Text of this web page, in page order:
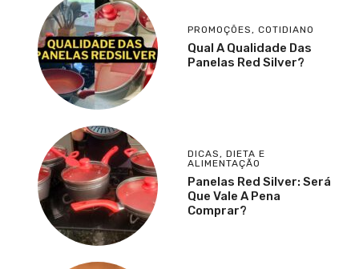
PROMOÇÕES, COTIDIANO
Qual A Qualidade Das
Panelas Red Silver?
DICAS, DIETA E
ALIMENTAÇÃO
Panelas Red Silver: Será
Que Vale A Pena
Comprar?